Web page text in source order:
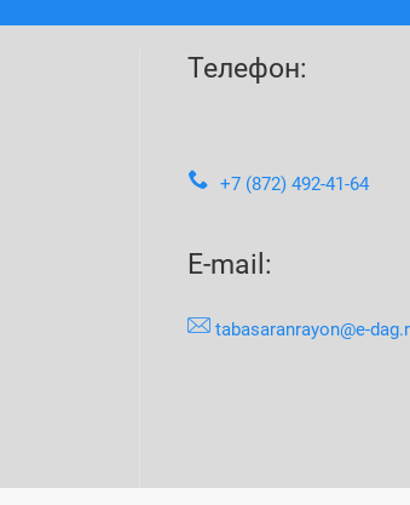
Телефон:
+7 (872) 492-41-64
E-mail:
tabasaranrayon@e-